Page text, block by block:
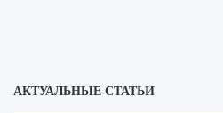
АКТУАЛЬНЫЕ СТАТЬИ